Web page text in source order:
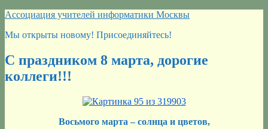
Перейти
содержимому
Ассоциация учителей информатики Москвы
Мы открыты новому! Присоединяйтесь!
С праздником 8 марта, дорогие
коллеги!!!
Восьмого марта – солнца и цветов,